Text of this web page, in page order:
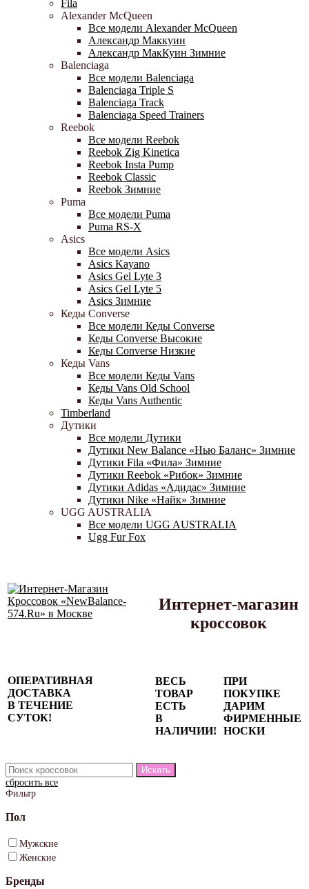
Fila
Alexander McQueen
Все модели Alexander McQueen
Александр Маккуин
Александр МакКуин Зимние
Balenciaga
Все модели Balenciaga
Balenciaga Triple S
Balenciaga Track
Balenciaga Speed Trainers
Reebok
Все модели Reebok
Reebok Zig Kinetica
Reebok Insta Pump
Reebok Classic
Reebok Зимние
Puma
Все модели Puma
Puma RS-X
Asics
Все модели Asics
Asics Kayano
Asics Gel Lyte 3
Asics Gel Lyte 5
Asics Зимние
Кеды Converse
Все модели Кеды Converse
Кеды Converse Высокие
Кеды Converse Низкие
Кеды Vans
Все модели Кеды Vans
Кеды Vans Old School
Кеды Vans Authentic
Timberland
Дутики
Все модели Дутики
Дутики New Balance «Нью Баланс» Зимние
Дутики Fila «Фила» Зимние
Дутики Reebok «Рибок» Зимние
Дутики Adidas «Адидас» Зимние
Дутики Nike «Найк» Зимние
UGG AUSTRALIA
Все модели UGG AUSTRALIA
Ugg Fur Fox
Интернет-магазин
кроссовок
ОПЕРАТИВНАЯ
ДОСТАВКА
В ТЕЧЕНИЕ
СУТОК!
ВЕСЬ
ТОВАР
ЕСТЬ
В
НАЛИЧИИ!
ПРИ
ПОКУПКЕ
ДАРИМ
ФИРМЕННЫЕ
НОСКИ
сбросить все
Фильтр
Пол
Мужские
Женские
Бренды